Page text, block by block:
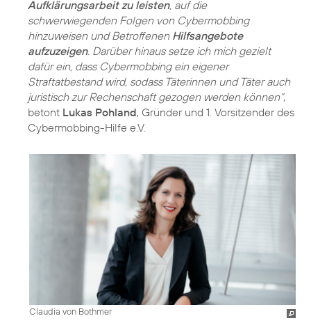
Aufklärungsarbeit zu leisten, auf die
schwerwiegenden Folgen von Cybermobbing
hinzuweisen und Betroffenen Hilfsangebote
aufzuzeigen. Darüber hinaus setze ich mich gezielt
dafür ein, dass Cybermobbing ein eigener
Straftatbestand wird, sodass Täterinnen und Täter auch
juristisch zur Rechenschaft gezogen werden können“,
betont Lukas Pohland, Gründer und 1. Vorsitzender des
Cybermobbing-Hilfe e.V.
Claudia von Bothmer